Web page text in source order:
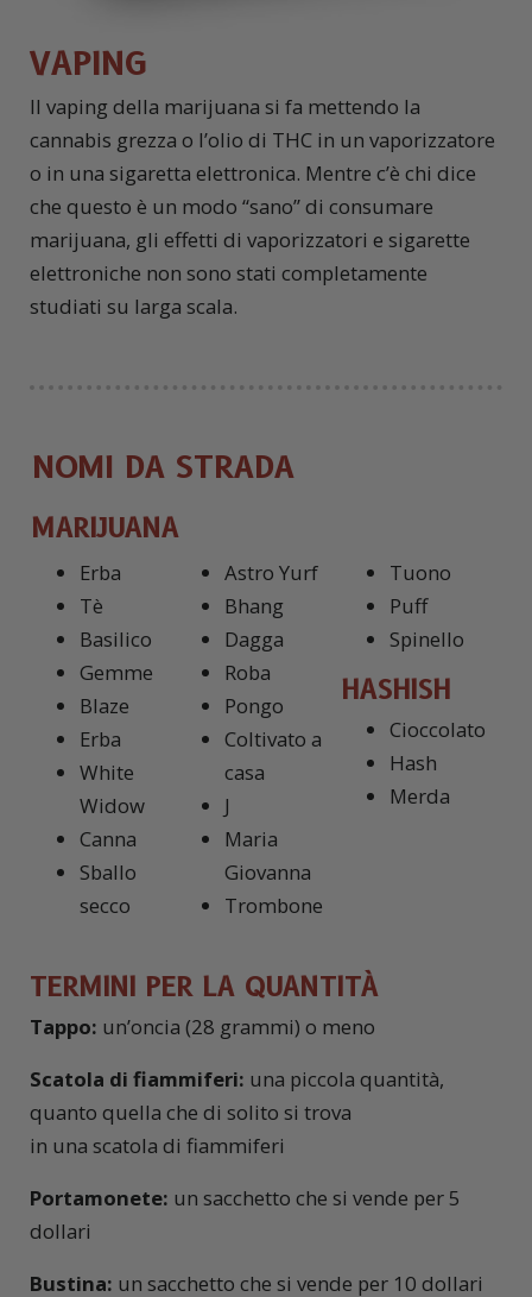
VAPING
Il vaping della marijuana si fa mettendo la
cannabis grezza o l’olio di THC in un vaporizzatore
o in una sigaretta elettronica. Mentre c’è chi dice
che questo è un modo “sano” di consumare
marijuana, gli effetti di vaporizzatori e sigarette
elettroniche non sono stati completamente
studiati su larga scala.
NOMI DA STRADA
MARIJUANA
Erba
Tè
Basilico
Gemme
Blaze
Erba
White
Widow
Canna
Sballo
secco
Astro Yurf
Bhang
Dagga
Roba
Pongo
Coltivato a
casa
J
Maria
Giovanna
Trombone
Tuono
Puff
Spinello
HASHISH
Cioccolato
Hash
Merda
TERMINI PER LA QUANTITÀ
Tappo: un’oncia (28 grammi) o meno
Scatola di fiammiferi: una piccola quantità,
quanto quella che di solito si trova
in una scatola di fiammiferi
Portamonete: un sacchetto che si vende per 5
dollari
Bustina: un sacchetto che si vende per 10 dollari